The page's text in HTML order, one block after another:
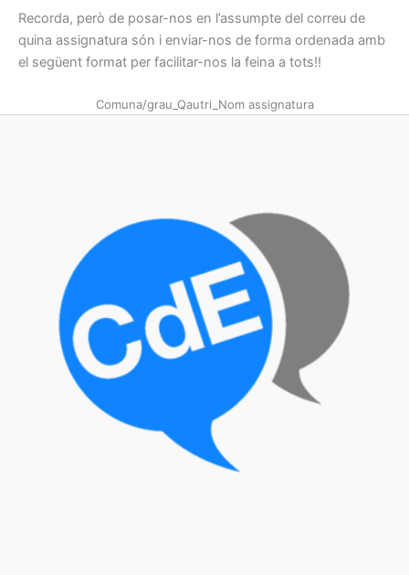
Recorda, però de posar-nos en l’assumpte del correu de
quina assignatura són i enviar-nos de forma ordenada amb
el següent format per facilitar-nos la feina a tots!!
Comuna/grau_Qautri_Nom assignatura